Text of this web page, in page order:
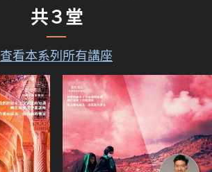
共３堂
查看本系列所有講座